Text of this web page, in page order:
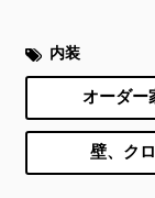
内装
オーダー
壁、ク